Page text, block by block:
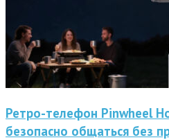
Ретро-телефон Pinwheel
безопасно общаться без